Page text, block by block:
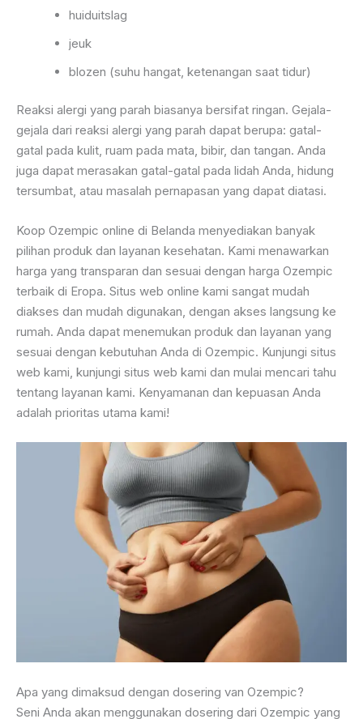
huiduitslag
jeuk
blozen (suhu hangat, ketenangan saat tidur)
Reaksi alergi yang parah biasanya bersifat ringan. Gejala-
gejala dari reaksi alergi yang parah dapat berupa: gatal-
gatal pada kulit, ruam pada mata, bibir, dan tangan. Anda
juga dapat merasakan gatal-gatal pada lidah Anda, hidung
tersumbat, atau masalah pernapasan yang dapat diatasi.
Koop Ozempic online di Belanda menyediakan banyak
pilihan produk dan layanan kesehatan. Kami menawarkan
harga yang transparan dan sesuai dengan harga Ozempic
terbaik di Eropa. Situs web online kami sangat mudah
diakses dan mudah digunakan, dengan akses langsung ke
rumah. Anda dapat menemukan produk dan layanan yang
sesuai dengan kebutuhan Anda di Ozempic. Kunjungi situs
web kami, kunjungi situs web kami dan mulai mencari tahu
tentang layanan kami. Kenyamanan dan kepuasan Anda
adalah prioritas utama kami!
Apa yang dimaksud dengan dosering van Ozempic?
Seni Anda akan menggunakan dosering dari Ozempic yang